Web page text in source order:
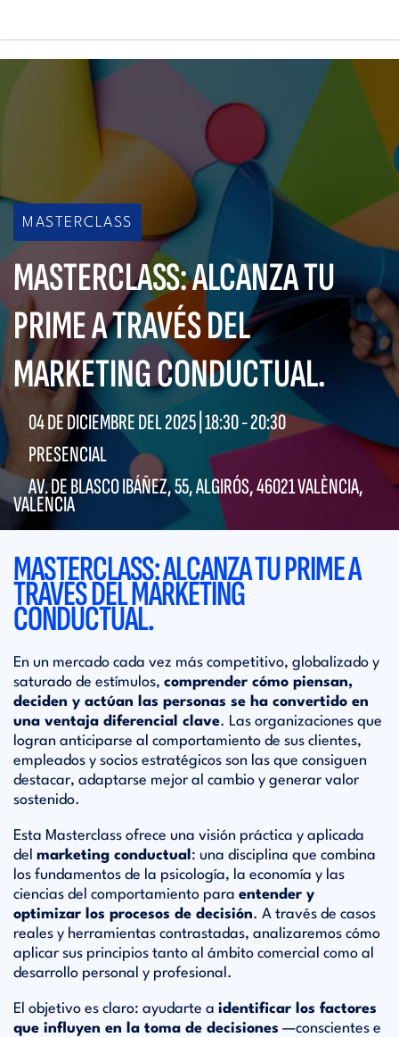
contenido
principal
MASTERCLASS
MASTERCLASS: ALCANZA TU
PRIME A TRAVÉS DEL
MARKETING CONDUCTUAL.
04 DE DICIEMBRE DEL 2025 | 18:30-20:30
PRESENCIAL
AV. DE BLASCO IBÁÑEZ, 55, ALGIRÓS, 46021 VALÈNCIA,
VALENCIA
MASTERCLASS: ALCANZA TU PRIME A
TRAVÉS DEL MARKETING
CONDUCTUAL.
En un mercado cada vez más competitivo, globalizado y
saturado de estímulos, comprender cómo piensan,
deciden y actúan las personas se ha convertido en
una ventaja diferencial clave. Las organizaciones que
logran anticiparse al comportamiento de sus clientes,
empleados y socios estratégicos son las que consiguen
destacar, adaptarse mejor al cambio y generar valor
sostenido.
Esta Masterclass ofrece una visión práctica y aplicada
del marketing conductual : una disciplina que combina
los fundamentos de la psicología, la economía y las
ciencias del comportamiento para entender y
optimizar los procesos de decisión. A través de casos
reales y herramientas contrastadas, analizaremos cómo
aplicar sus principios tanto al ámbito comercial como al
desarrollo personal y profesional.
El objetivo es claro: ayudarte a identificar los factores
que influyen en la toma de decisiones —conscientes e